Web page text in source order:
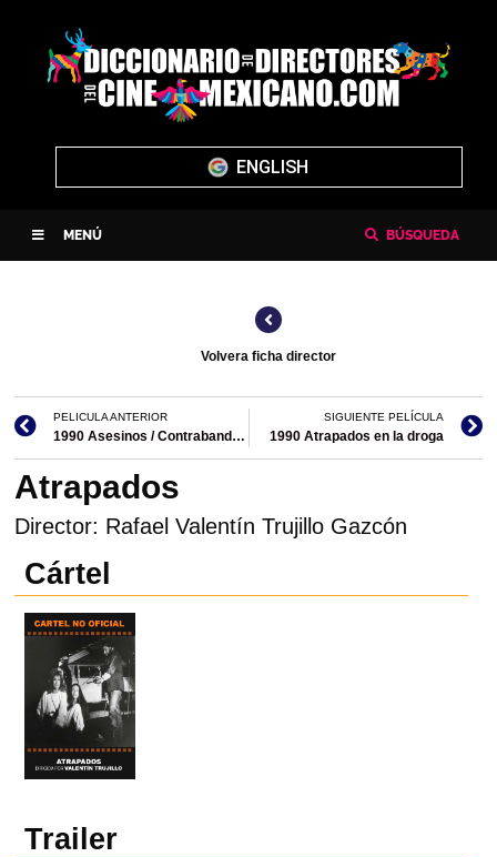
ENGLISH
MENÚ BÚSQUEDA
Volvera ficha director
PELICULA ANTERIOR
1990 Asesinos / Contrabandistas de niños / Comerciantes de niños
SIGUIENTE PELÍCULA
1990 Atrapados en la droga
Atrapados
Director: Rafael Valentín Trujillo Gazcón
Cártel
Trailer